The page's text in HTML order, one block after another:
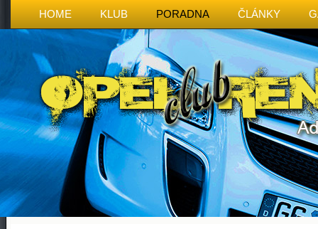
HOME KLUB PORADNA ČLÁNKY